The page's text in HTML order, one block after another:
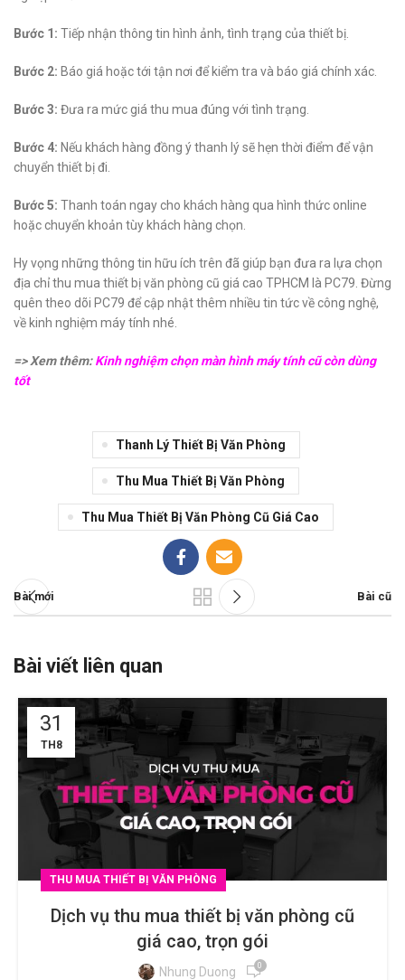
Bước 1: Tiếp nhận thông tin hình ảnh, tình trạng của thiết bị.
Bước 2: Báo giá hoặc tới tận nơi để kiểm tra và báo giá chính xác.
Bước 3: Đưa ra mức giá thu mua đúng với tình trạng.
Bước 4: Nếu khách hàng đồng ý thanh lý sẽ hẹn thời điểm để vận
chuyển thiết bị đi.
Bước 5: Thanh toán ngay cho khách hàng qua hình thức online
hoặc chuyển khoản tùy khách hàng chọn.
Hy vọng những thông tin hữu ích trên đã giúp bạn đưa ra lựa chọn
địa chỉ thu mua thiết bị văn phòng cũ giá cao TPHCM là PC79. Đừng
quên theo dõi PC79 để cập nhật thêm nhiều tin tức về công nghệ,
về kinh nghiệm máy tính nhé.
=> Xem thêm:Kinh nghiệm chọn màn hình máy tính cũ còn dùng
tốt
Thanh Lý Thiết Bị Văn Phòng
Thu Mua Thiết Bị Văn Phòng
Thu Mua Thiết Bị Văn Phòng Cũ Giá Cao
Bài mới Bài cũ
Bài viết liên quan
31
TH8
THU MUA THIẾT BỊ VĂN PHÒNG
Dịch vụ thu mua thiết bị văn phòng cũ
giá cao, trọn gói
Nhung Duong 0